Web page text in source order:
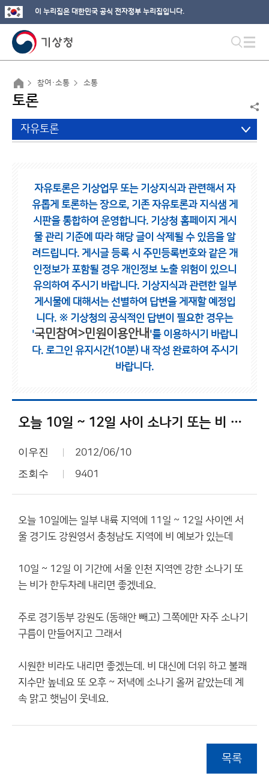
이 누리집은 대한민국 공식 전자정부 누리집입니다.
참여·소통 소통
토론
자유토론
자유토론은 기상업무 또는 기상지식과 관련해서 자
유롭게 토론하는 장으로, 기존 자유토론과 지식샘 게
시판을 통합하여 운영합니다. 기상청 홈페이지 게시
물 관리 기준에 따라 해당 글이 삭제될 수 있음을 알
려드립니다. 게시글 등록 시 주민등록번호와 같은 개
인정보가 포함될 경우 개인정보 노출 위험이 있으니
유의하여 주시기 바랍니다. 기상지식과 관련한 일부
게시물에 대해서는 선별하여 답변을 게재할 예정입
니다. ※ 기상청의 공식적인 답변이 필요한 경우는
'국민참여>민원이용안내 '를 이용하시기 바랍니
다. 로그인 유지시간(10분) 내 작성 완료하여 주시기
바랍니다.
오늘 10일 ~ 12일 사이 소나기 또는 비 기대해봅니다...
이우진 2012/06/10
조회수 9401
오늘 10일에는 일부 내륙 지역에 11일 ~ 12일 사이엔 서
울 경기도 강원영서 충청남도 지역에 비 예보가 있는데
10일 ~ 12일 이 기간에 서울 인천 지역엔 강한 소나기 또
는 비가 한두차례 내리면 좋겠네요.
주로 경기동부 강원도 (동해안 빼고) 그쪽에만 자주 소나기
구름이 만들어지고 그래서
시원한 비라도 내리면 좋겠는데. 비 대신에 더위 하고 불쾌
지수만 높네요 또 오후 ~ 저녁에 소나기 올꺼 같았는데 계
속 맑고 햇님이 웃네요.
목록